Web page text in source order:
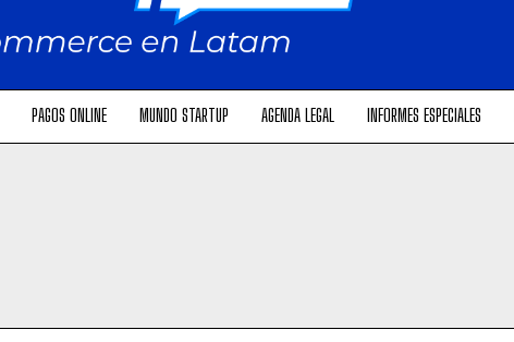
PAGOS ONLINE MUNDO STARTUP AGENDA LEGAL INFORMES ESPECIALES